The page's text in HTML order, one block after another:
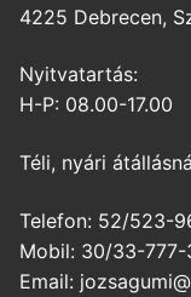
4225 Debrecen,
Nyitvatartás:
H-P: 08.00-17.00
Téli, nyári
Telefon: 52/523-
Mobil: 30/33-
Email: